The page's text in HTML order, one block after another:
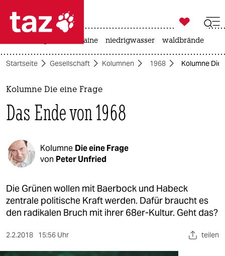
 taz zahl ich
taz zahl ich
themen
politik
öko
gesellschaft
kultur
sport
nord

taz zahl ich
krieg in der ukraine niedrigwasser waldbrände
Startseite Gesellschaft Kolumnen 1968 Kolumne Die
Kolumne Die eine Frage
Das Ende von 1968
Kolumne Die eine Frage
von Peter Unfried
Die Grünen wollen mit Baerbock und Habeck
zentrale politische Kraft werden. Dafür braucht es
den radikalen Bruch mit ihrer 68er-Kultur. Geht das?
2.2.2018 15:56 Uhr teilen